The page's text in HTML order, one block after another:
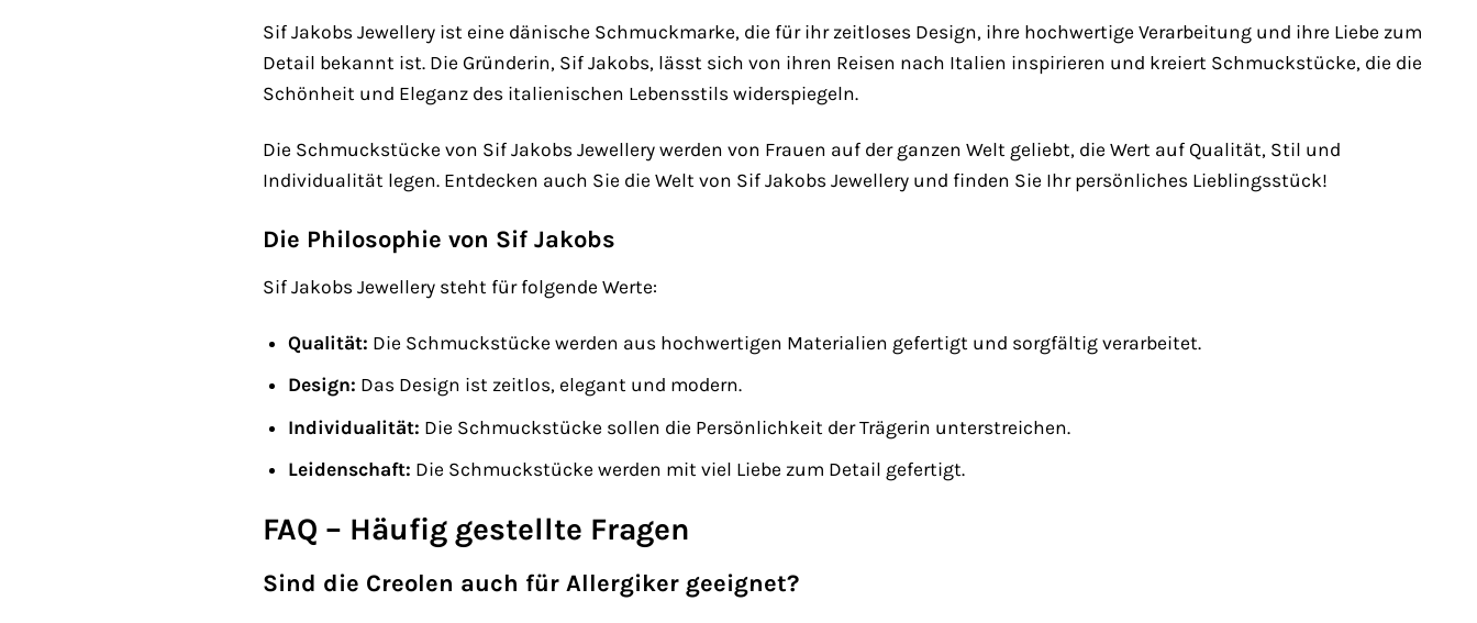
Sif Jakobs Jewellery ist eine dänische Schmuckmarke, die für ihr zeitloses Design, ihre hochwertige Verarbeitung und ihre Liebe zum
Detail bekannt ist. Die Gründerin, Sif Jakobs, lässt sich von ihren Reisen nach Italien inspirieren und kreiert Schmuckstücke, die die
Schönheit und Eleganz des italienischen Lebensstils widerspiegeln.
Die Schmuckstücke von Sif Jakobs Jewellery werden von Frauen auf der ganzen Welt geliebt, die Wert auf Qualität, Stil und
Individualität legen. Entdecken auch Sie die Welt von Sif Jakobs Jewellery und finden Sie Ihr persönliches Lieblingsstück!
Die Philosophie von Sif Jakobs
Sif Jakobs Jewellery steht für folgende Werte:
Qualität: Die Schmuckstücke werden aus hochwertigen Materialien gefertigt und sorgfältig verarbeitet.
Design: Das Design ist zeitlos, elegant und modern.
Individualität: Die Schmuckstücke sollen die Persönlichkeit der Trägerin unterstreichen.
Leidenschaft: Die Schmuckstücke werden mit viel Liebe zum Detail gefertigt.
FAQ – Häufig gestellte Fragen
Sind die Creolen auch für Allergiker geeignet?